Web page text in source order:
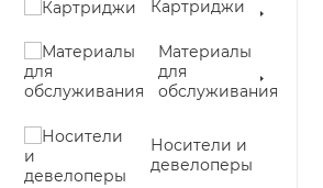
Картриджи
Материалы
для
обслуживания
Носители и
девелоперы